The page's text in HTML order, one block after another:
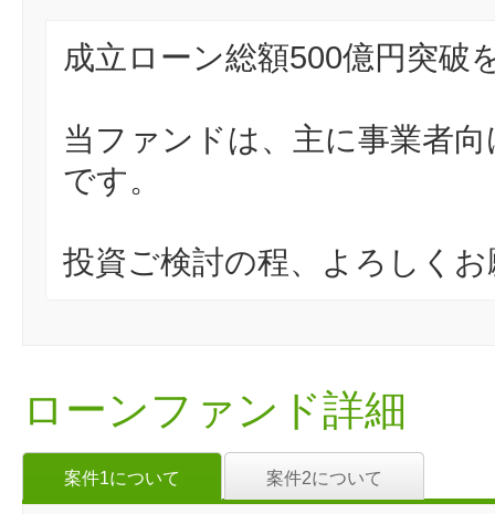
成立ローン総額500億円突破
当ファンドは、主に事業者
です。
投資ご検討の程、よろしく
ローンファンド詳細
案件1について 案件2について